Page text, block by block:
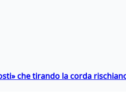
che tirando la corda